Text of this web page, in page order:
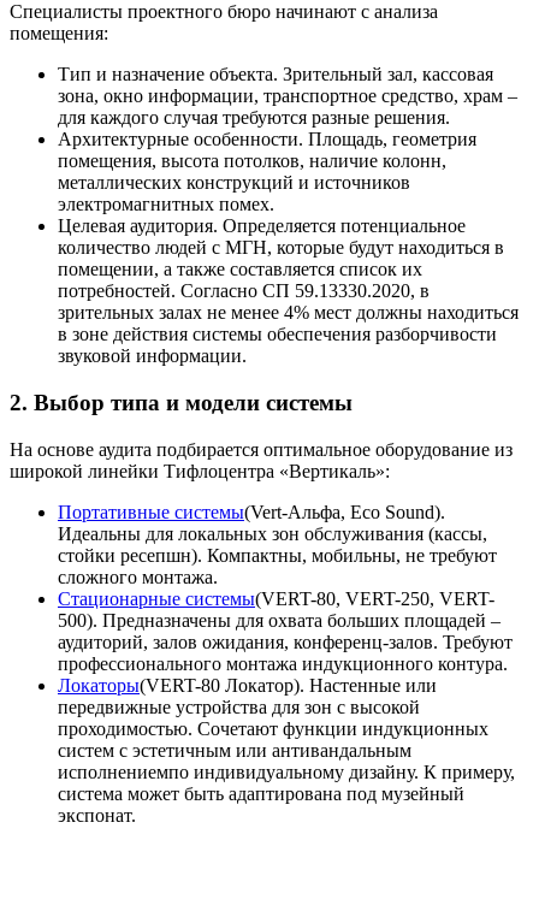
Специалисты проектного бюро начинают с анализа
помещения:
Тип и назначение объекта. Зрительный зал, кассовая
зона, окно информации, транспортное средство, храм –
для каждого случая требуются разные решения.
Архитектурные особенности. Площадь, геометрия
помещения, высота потолков, наличие колонн,
металлических конструкций и источников
электромагнитных помех.
Целевая аудитория. Определяется потенциальное
количество людей с МГН, которые будут находиться в
помещении, а также составляется список их
потребностей. Согласно СП 59.13330.2020, в
зрительных залах не менее 4% мест должны находиться
в зоне действия системы обеспечения разборчивости
звуковой информации.
2. Выбор типа и модели системы
На основе аудита подбирается оптимальное оборудование из
широкой линейки Тифлоцентра «Вертикаль»:
Портативные системы(Vert-Альфа, Eco Sound).
Идеальны для локальных зон обслуживания (кассы,
стойки ресепшн). Компактны, мобильны, не требуют
сложного монтажа.
Стационарные системы(VERT-80, VERT-250, VERT-
500). Предназначены для охвата больших площадей –
аудиторий, залов ожидания, конференц-залов. Требуют
профессионального монтажа индукционного контура.
Локаторы(VERT-80 Локатор). Настенные или
передвижные устройства для зон с высокой
проходимостью. Сочетают функции индукционных
систем с эстетичным или антивандальным
исполнениемпо индивидуальному дизайну. К примеру,
система может быть адаптирована под музейный
экспонат.